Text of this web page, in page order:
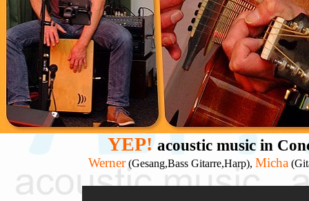
YEP! acoustic music in
Werner(Gesang,Bass Gitarre,Harp), Micha